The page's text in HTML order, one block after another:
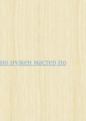
нужен мастер по